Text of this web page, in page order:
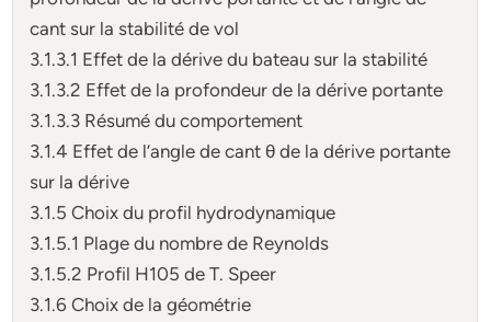
cant sur la stabilité de vol
3.1.3.1 Effet de la dérive du bateau sur la stabilité
3.1.3.2 Effet de la profondeur de la dérive portante
3.1.3.3 Résumé du comportement
3.1.4 Effet de l’angle de cant θ de la dérive portante
sur la dérive
3.1.5 Choix du profil hydrodynamique
3.1.5.1 Plage du nombre de Reynolds
3.1.5.2 Profil H105 de T. Speer
3.1.6 Choix de la géométrie